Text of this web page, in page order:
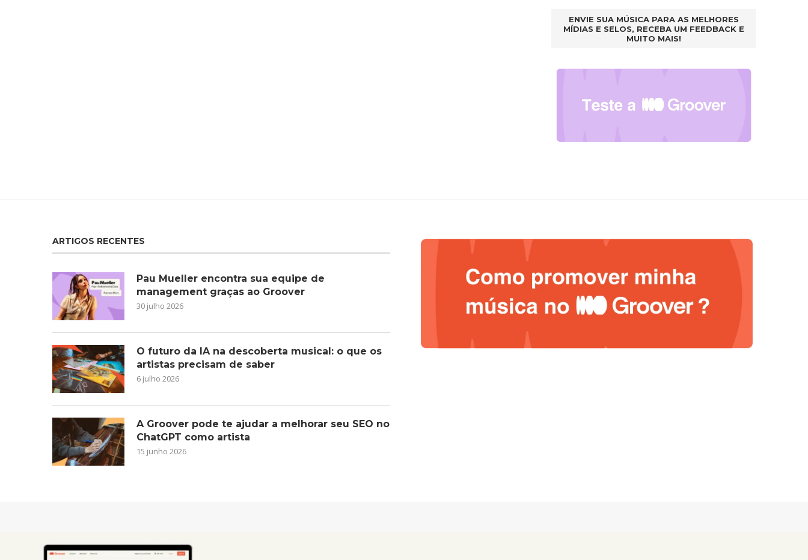
ENVIE SUA MÚSICA PARA AS MELHORES
MÍDIAS E SELOS, RECEBA UM FEEDBACK E
MUITO MAIS!
ARTIGOS RECENTES
Pau Mueller encontra sua equipe de
management graças ao Groover
30 julho 2026
O futuro da IA na descoberta musical: o que os
artistas precisam de saber
6 julho 2026
A Groover pode te ajudar a melhorar seu SEO no
ChatGPT como artista
15 junho 2026